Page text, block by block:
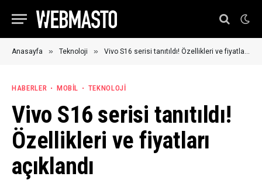
Anasayfa » Teknoloji » Vivo S16 serisi tanıtıldı! Özellikleri ve fiyatları açıklandı
HABERLER MOBIL TEKNOLOJI
Vivo S16 serisi tanıtıldı!
Özellikleri ve fiyatları
açıklandı